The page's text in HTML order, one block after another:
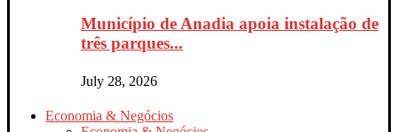
Município de Anadia apoia instalação de
três parques...
July 28, 2026
Economia & Negócios